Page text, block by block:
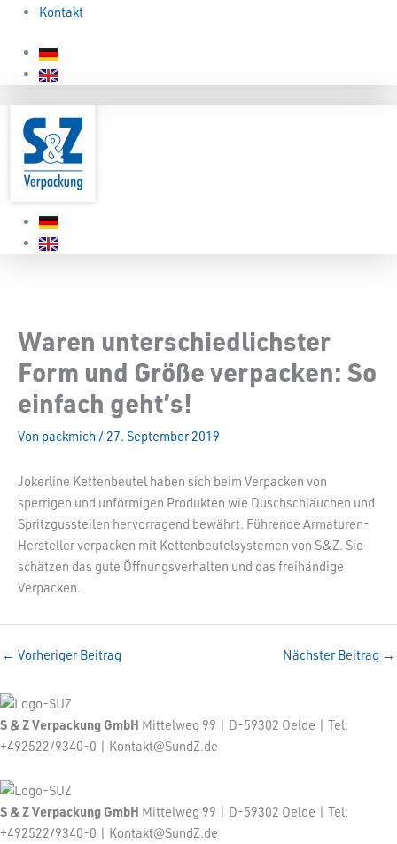
Kontakt
Waren unterschiedlichster
Form und Größe verpacken: So
einfach geht’s!
Von packmich /27. September 2019
Jokerline Kettenbeutel haben sich beim Verpacken von
sperrigen und unförmigen Produkten wie Duschschläuchen und
Spritzgussteilen hervorragend bewährt. Führende Armaturen-
Hersteller verpacken mit Kettenbeutelsystemen von S&Z. Sie
schätzen das gute Öffnungsverhalten und das freihändige
Verpacken.
← Vorheriger Beitrag Nächster Beitrag →
S & Z Verpackung GmbH Mittelweg 99 | D-59302 Oelde | Tel:
+492522/9340-0 | Kontakt@SundZ.de
S & Z Verpackung GmbH Mittelweg 99 | D-59302 Oelde | Tel:
+492522/9340-0 | Kontakt@SundZ.de